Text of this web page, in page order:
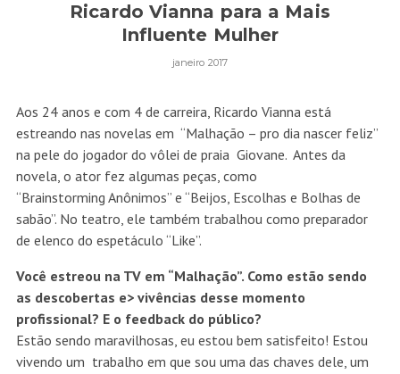
Ricardo Vianna para a Mais
Influente Mulher
janeiro 2017
Aos 24 anos e com 4 de carreira, Ricardo Vianna está
estreando nas novelas em “Malhação – pro dia nascer feliz”
na pele do jogador do vôlei de praia Giovane. Antes da
novela, o ator fez algumas peças, como
“Brainstorming Anônimos” e “Beijos, Escolhas e Bolhas de
sabão”. No teatro, ele também trabalhou como preparador
de elenco do espetáculo “Like”.
Você estreou na TV em “Malhação”. Como estão sendo
as descobertas e> vivências desse momento
profissional? E o feedback do público?
Estão sendo maravilhosas, eu estou bem satisfeito! Estou
vivendo um trabalho em que sou uma das chaves dele, um